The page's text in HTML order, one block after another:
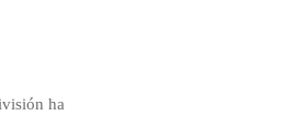
ha